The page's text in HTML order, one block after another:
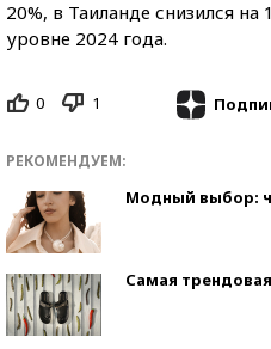
20%, в Таиланде снизился на
уровне 2024 года.
0 1
РЕКОМЕНДУЕМ:
Модный выбор:
Самая